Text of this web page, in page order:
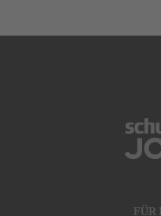
FÜR